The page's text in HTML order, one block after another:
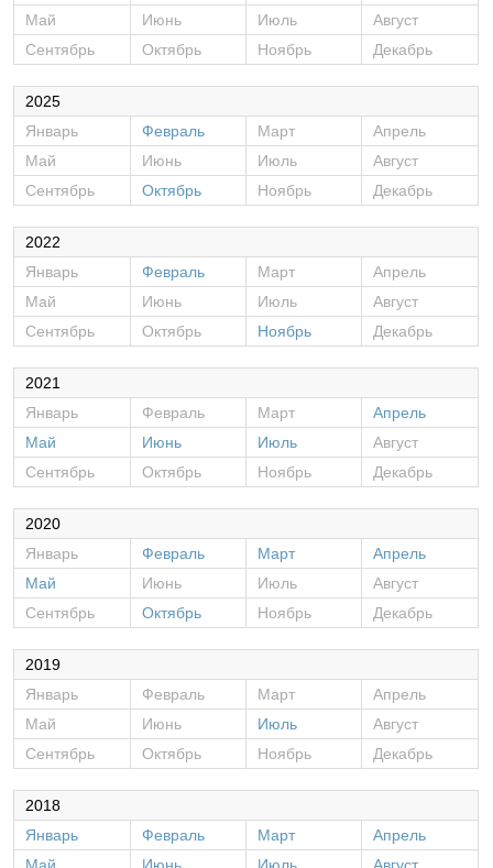
Май
Июнь Июль
Август
Сентябрь
Октябрь Ноябрь Декабрь
2025
Январь
Февраль Март
Апрель
Май
Июнь Июль
Август
Сентябрь
Октябрь Ноябрь Декабрь
2022
Январь
Февраль Март
Апрель
Май
Июнь Июль
Август
Сентябрь
Октябрь Ноябрь Декабрь
2021
Январь
Февраль Март
Апрель
Май
Июнь Июль
Август
Сентябрь
Октябрь Ноябрь Декабрь
2020
Январь
Февраль Март
Апрель
Май
Июнь Июль
Август
Сентябрь
Октябрь Ноябрь Декабрь
2019
Январь
Февраль Март
Апрель
Май
Июнь Июль
Август
Сентябрь
Октябрь Ноябрь Декабрь
2018
Январь
Февраль Март
Апрель